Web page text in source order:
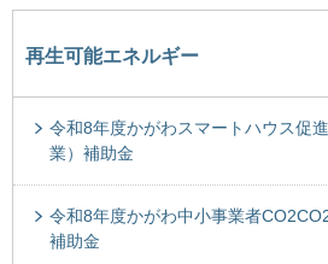
再生可能エネルギー
令和8年度かがわスマートハウス促
業）補助金
令和8年度かがわ中小事業者
補助金